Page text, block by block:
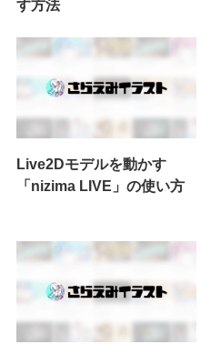
す方法
Live2Dモデルを動かす
「nizima LIVE」の使い方